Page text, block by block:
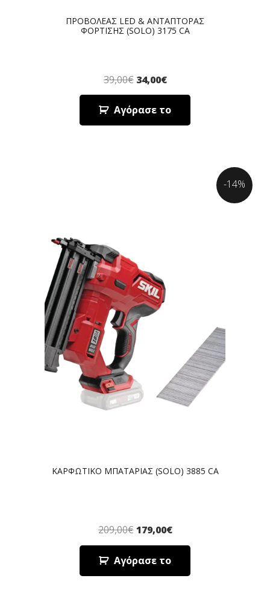
ΠΡΟΒΟΛΕΑΣ LED & ΑΝΤΑΠΤΟΡΑΣ
ΦΟΡΤΙΣΗΣ (SOLO) 3175 CA
39,00€ 34,00€
Αγόρασε το
ΚΑΡΦΩΤΙΚΟ ΜΠΑΤΑΡΙΑΣ (SOLO) 3885 CA
209,00€ 179,00€
Αγόρασε το
-14%